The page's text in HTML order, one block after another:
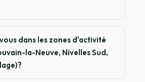
dans les zones d'activité
la-Neuve, Nivelles Sud,